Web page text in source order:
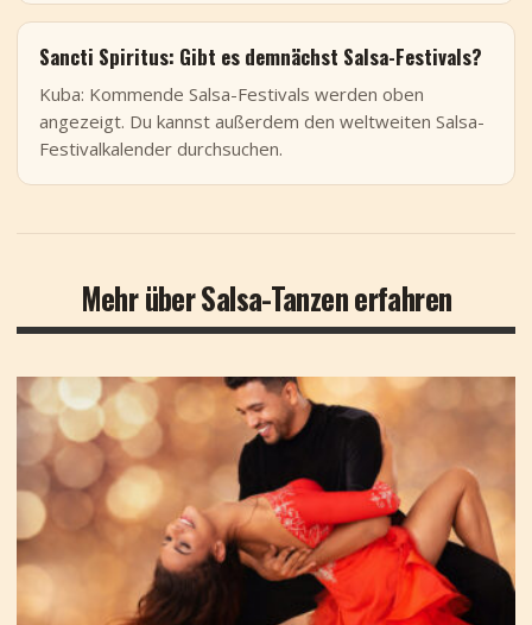
Sancti Spiritus: Gibt es demnächst Salsa-Festivals?
Kuba: Kommende Salsa-Festivals werden oben
angezeigt. Du kannst außerdem den weltweiten Salsa-
Festivalkalender durchsuchen.
Mehr über Salsa-Tanzen erfahren